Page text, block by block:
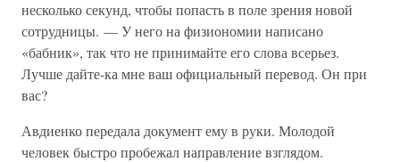
несколько секунд, чтобы попасть в поле зрения новой
сотрудницы. — У него на физиономии написано
«бабник», так что не принимайте его слова всерьез.
Лучше дайте-ка мне ваш официальный перевод. Он при
вас?
Авдиенко передала документ ему в руки. Молодой
человек быстро пробежал направление взглядом.